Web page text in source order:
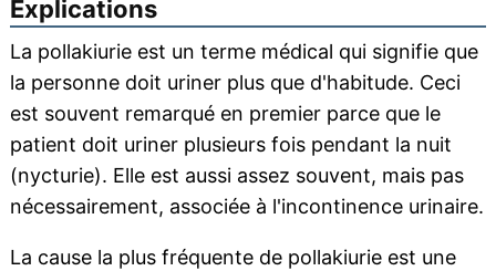
Explications
La pollakiurie est un terme médical qui signifie que
la personne doit uriner plus que d'habitude. Ceci
est souvent remarqué en premier parce que le
patient doit uriner plusieurs fois pendant la nuit
(nycturie). Elle est aussi assez souvent, mais pas
nécessairement, associée à l'incontinence urinaire.
La cause la plus fréquente de pollakiurie est une